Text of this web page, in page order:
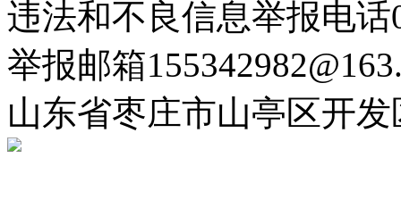
违法和不良信息举报电话
举报邮箱
山东省枣庄市山亭区开